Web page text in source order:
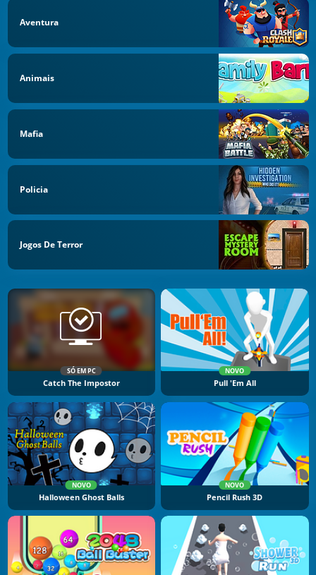
Aventura
Animais
Mafia
Policia
Jogos De Terror
SÓ EM PC
Catch The Impostor
NOVO
Pull 'Em All
NOVO
Halloween Ghost Balls
NOVO
Pencil Rush 3D